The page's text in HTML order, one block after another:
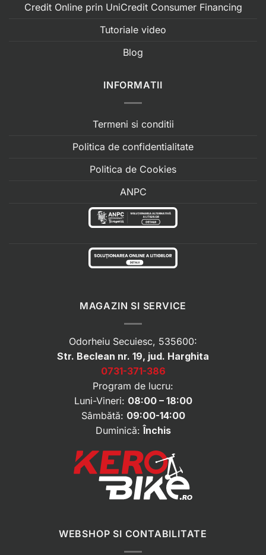
Credit Online prin UniCredit Consumer Financing
Tutoriale video
Blog
INFORMATII
Termeni si conditii
Politica de confidentialitate
Politica de Cookies
ANPC
MAGAZIN SI SERVICE
Odorheiu Secuiesc, 535600:
Str. Beclean nr. 19, jud. Harghita
0731-371-386
Program de lucru:
Luni-Vineri: 08:00 – 18:00
Sâmbătă: 09:00-14:00
Duminică: Închis
WEBSHOP SI CONTABILITATE